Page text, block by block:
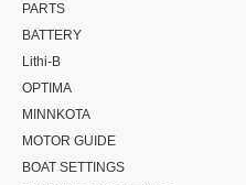
PARTS
BATTERY
Lithi-B
OPTIMA
MINNKOTA
MOTOR GUIDE
BOAT SETTINGS